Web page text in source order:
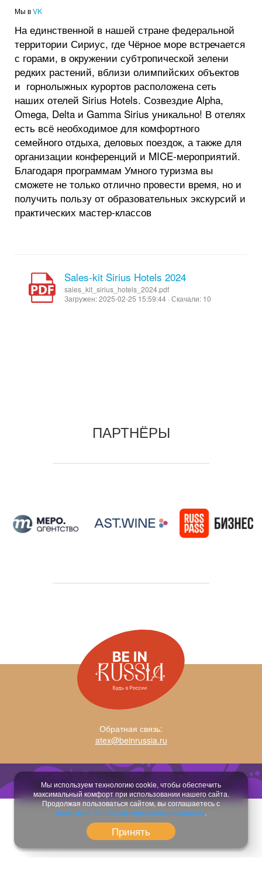
Мы вVK
На единственной в нашей стране федеральной
территории Сириус, где Чёрное море встречается
с горами, в окружении субтропической зелени
редких растений, вблизи олимпийских объектов
и горнолыжных курортов расположена сеть
наших отелей Sirius Hotels. Созвездие Alpha,
Omega, Delta и Gamma Sirius уникально! В отелях
есть всё необходимое для комфортного
семейного отдыха, деловых поездок, а также для
организации конференций и MICE-мероприятий.
Благодаря программам Умного туризма вы
сможете не только отлично провести время, но и
получить пользу от образовательных экскурсий и
практических мастер-классов
Sales-kit Sirius Hotels 2024
sales_kit_sirius_hotels_2024.pdf
Загружен: 2025-02-25 15:59:44 · Скачали: 10
ПАРТНЁРЫ
Обратная связь:
atex@beinrussia.ru
Разработка сайта:temeshov.ru
Мы используем технологию cookie, чтобы обеспечить
максимальный комфорт при использовании нашего сайта.
Продолжая пользоваться сайтом, вы соглашаетесь с
политикой обработки персональных данных.
Принять